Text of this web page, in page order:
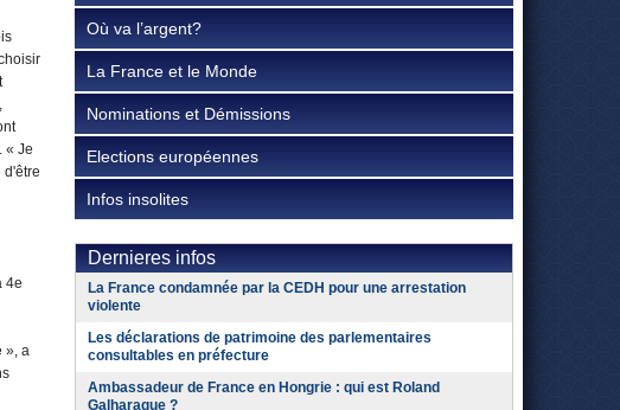
« Je
4e
», a
Où va l’argent?
La France et le Monde
Nominations et Démissions
Elections européennes
Infos insolites
Dernieres infos
La France condamnée par la CEDH pour une arrestation
violente
Les déclarations de patrimoine des parlementaires
consultables en préfecture
Ambassadeur de France en Hongrie : qui est Roland